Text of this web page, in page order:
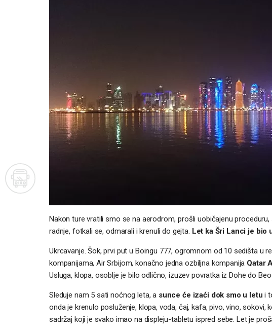
Nakon ture vratili smo se na aerodrom, prošli uobičajenu
radnje, fotkali se, odmarali i krenuli do gejta. Let ka Šri Lanci je bio
Ukrcavanje. Šok, prvi put u Boingu 777, ogromnom od 10 sedišta u
kompanijama, Air Srbijom, konačno jedna ozbiljna kompanija Qatar
Usluga, klopa, osoblje je bilo odlično, izuzev povratka iz Dohe do
Sleduje nam 5 sati noćnog leta, a sunce će izaći dok smo u letu i
onda je krenulo posluženje, klopa, voda, čaj, kafa, pivo, vino,
sadržaj koji je svako imao na displeju-tabletu ispred sebe. Let je